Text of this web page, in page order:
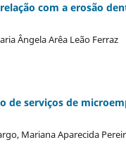
com a erosão
Ângela Arêa Leão Ferraz
de serviços de
Mariana Aparecida